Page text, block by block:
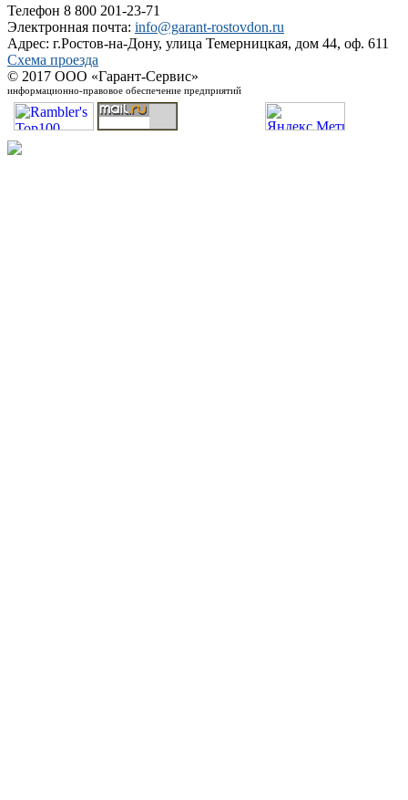
Телефон 8 800 201-23-71
Электронная почта: info@garant-rostovdon.ru
Адрес: г.Ростов-на-Дону, улица Темерницкая, дом 44, оф. 611
Схема проезда
© 2017 ООО «Гарант-Сервис»
информационно-правовое обеспечение предприятий